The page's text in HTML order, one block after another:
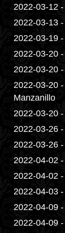
2022-03-12
2022-03-13
2022-03-19
2022-03-20
2022-03-20
2022-03-20
Manzanillo
2022-03-20
2022-03-26
2022-03-26
2022-04-02
2022-04-02
2022-04-03
2022-04-09
2022-04-09